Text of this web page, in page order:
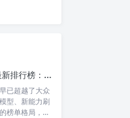
2026年7月大模型最新排行榜：神仙打架！国产模型正式跻身全球第一梯队
已超越了大众
型、新能力刷
榜单格局，如